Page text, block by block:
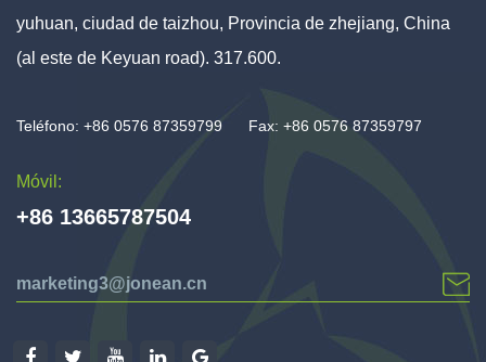
yuhuan, ciudad de taizhou, Provincia de zhejiang, China
(al este de Keyuan road). 317.600.
Teléfono: +86 0576 87359799 Fax: +86 0576 87359797
Móvil:
+86 13665787504
marketing3@jonean.cn